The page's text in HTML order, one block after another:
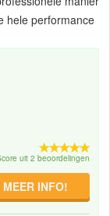
hele performance
uit 2 beoordelingen
MEER INFO!